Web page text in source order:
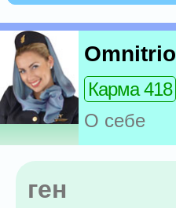
Omnitrio
Карма 418
О себе
ген